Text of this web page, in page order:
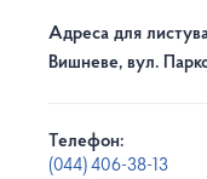
Адреса для
Вишневе, вул.
Телефон:
(044) 406-38-13